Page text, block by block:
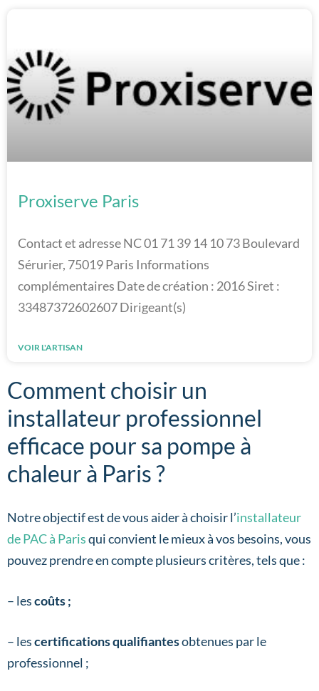
Proxiserve Paris
Contact et adresse NC 01 71 39 14 10 73 Boulevard
Sérurier, 75019 Paris Informations
complémentaires Date de création : 2016 Siret :
33487372602607 Dirigeant(s)
VOIR L'ARTISAN
Comment choisir un
installateur professionnel
efficace pour sa pompe à
chaleur à Paris ?
Notre objectif est de vous aider à choisir l’installateur
de PAC à Parisqui convient le mieux à vos besoins, vous
pouvez prendre en compte plusieurs critères, tels que :
– lescoûts ;
– lescertifications qualifiantesobtenues par le
professionnel ;